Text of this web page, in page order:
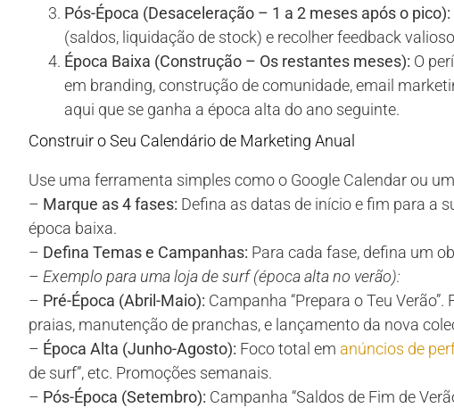
Pós-Época (Desaceleração – 1 a 2 meses após o pico):
(saldos, liquidação de stock) e recolher feedback
Época Baixa (Construção – Os restantes meses): O
em branding, construção de comunidade, email
aqui que se ganha a época alta do ano seguinte.
Construir o Seu Calendário de Marketing Anual
Use uma ferramenta simples como o Google Calendar ou
– Marque as 4 fases: Defina as datas de início e fim para a
época baixa.
– Defina Temas e Campanhas: Para cada fase, defina um
– Exemplo para uma loja de surf (época alta no verão):
– Pré-Época (Abril-Maio): Campanha “Prepara o Teu
praias, manutenção de pranchas, e lançamento da nova
– Época Alta (Junho-Agosto): Foco total em anúncios de
de surf”, etc. Promoções semanais.
– Pós-Época (Setembro): Campanha “Saldos de Fim de